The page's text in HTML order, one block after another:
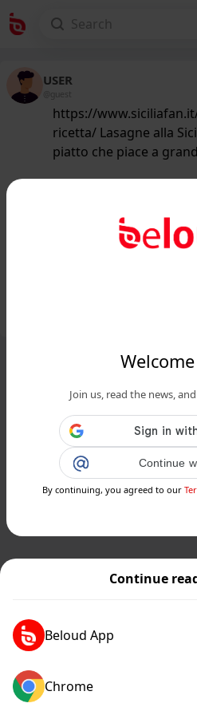
Continue
Beloud App
Chrome
Join us, read the news,
Continue
By continuing, you agreed to our
USER
@guest
https://
ricetta/ Lasagne alla
piatto che piace a
Siciliana, ricetta
piace a grandi...